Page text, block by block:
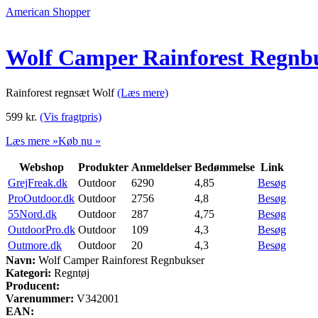
American Shopper
Wolf Camper Rainforest
Rainforest regnsæt Wolf(Læs mere)
599 kr. (Vis fragtpris)
Læs mere »Køb nu »
Webshop Produkter Anmeldelser Bedømmelse Link
GrejFreak.dk
Outdoor 6290 4,85
Besøg
ProOutdoor.dk Outdoor 2756 4,8
Besøg
55Nord.dk
Outdoor 287 4,75
Besøg
OutdoorPro.dk Outdoor 109 4,3
Besøg
Outmore.dk
Outdoor 20 4,3
Besøg
Navn: Wolf Camper Rainforest Regnbukser
Kategori: Regntøj
Producent:
Varenummer: V342001
EAN: